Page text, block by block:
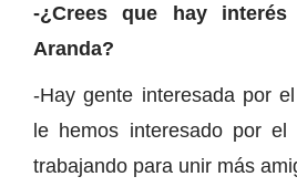
-¿Crees que hay
Aranda?
-Hay gente interesada por
le hemos interesado por el
trabajando para unir más